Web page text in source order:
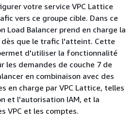
votre service VPC Lattice
vers ce groupe cible. Dans ce
Load Balancer prend en charge la
que le trafic l'atteint. Cette
d'utiliser la fonctionnalité
les demandes de couche 7 de
en combinaison avec des
en charge par VPC Lattice, telles
et l'autorisation IAM, et la
VPC et les comptes.